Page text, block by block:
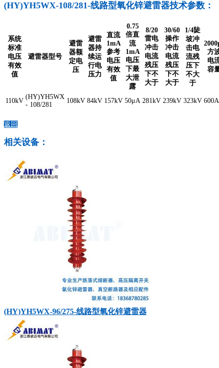
(HY)YH5WX-108/281-线路型氧化锌避雷器技术参数：
系统
标准
电压
有效
值
避雷器型号
避雷
器额
定电
压
避雷
器持
续运
行电
压力
直流
1mA
参考
电压
有效
值
0.75
倍直
流
1mA
电压
下最
大泄
露
8/20
雷电
冲击
电流
残压
下不
大于
30/60
操作
冲击
电流
残压
下不
大于
1/4陡
坡冲
击电
流残
压下
不大
于
方
电
容
110kV
(HY)YH5WX
- 108/281
108kV 84kV 157kV 50μA 281kV 239kV 323kV 600A
返回
相关设备：
(HY)YH5WX-96/275-线路型氧化锌避雷器